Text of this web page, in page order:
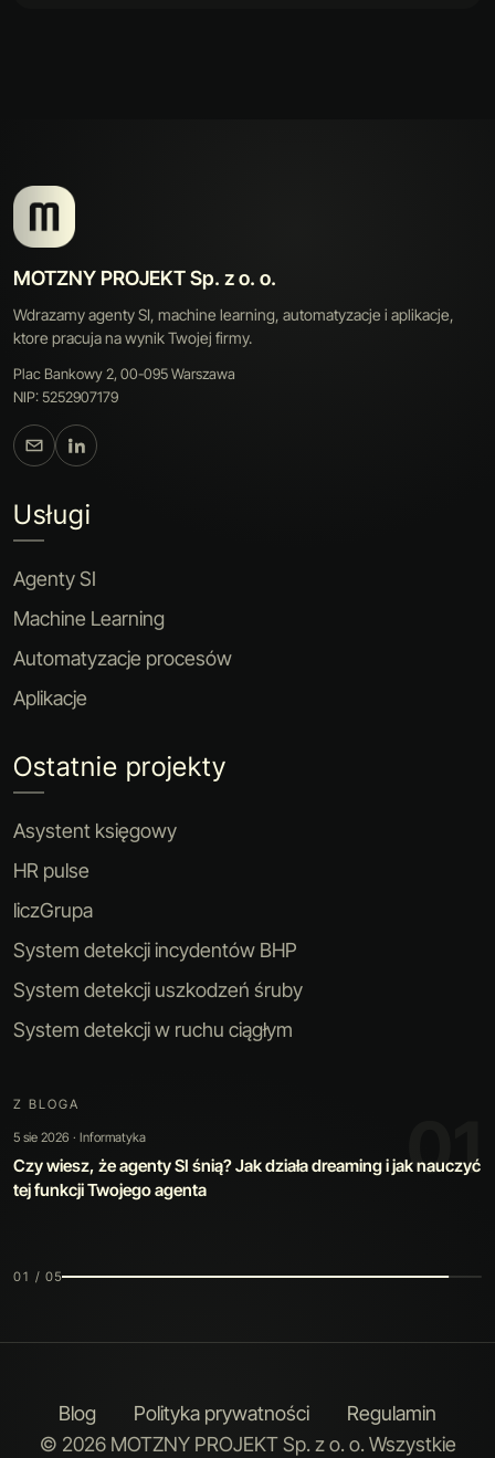
MOTZNY PROJEKT Sp. z o. o.
Wdrazamy agenty SI, machine learning, automatyzacje i aplikacje,
ktore pracuja na wynik Twojej firmy.
Plac Bankowy 2, 00-095 Warszawa
NIP: 5252907179
Usługi
Agenty SI
Machine Learning
Automatyzacje procesów
Aplikacje
Ostatnie projekty
Asystent księgowy
HR pulse
liczGrupa
System detekcji incydentów BHP
System detekcji uszkodzeń śruby
System detekcji w ruchu ciągłym
Z BLOGA 02
30 lip 2026 · Sztuczna inteligencja
Kiedy automatyzacja jest warta swojej ceny: jak zbudowaliśmy
narzędzie, które poprawia samo siebie
02 / 05
Blog Polityka prywatności
Regulamin
© 2026 MOTZNY PROJEKT Sp. z o. o. Wszystkie